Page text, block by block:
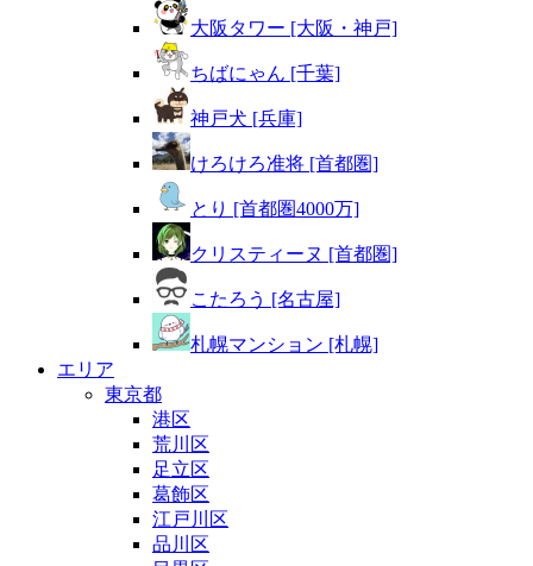
大阪タワー [大阪・神戸]
ちばにゃん [千葉]
神戸犬 [兵庫]
けろけろ准将 [首都圏]
とり [首都圏4000万]
クリスティーヌ [首都圏]
こたろう [名古屋]
札幌マンション [札幌]
エリア
東京都
港区
荒川区
足立区
葛飾区
江戸川区
品川区